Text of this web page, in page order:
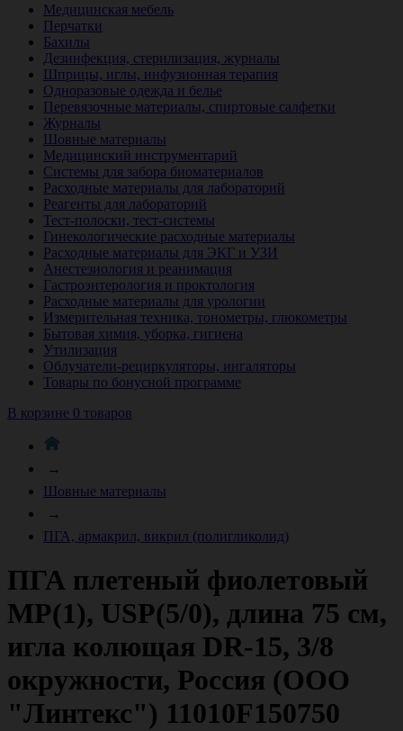
Медицинская мебель
Перчатки
Бахилы
Дезинфекция, стерилизация, журналы
Шприцы, иглы, инфузионная терапия
Одноразовые одежда и белье
Перевязочные материалы, спиртовые салфетки
Журналы
Шовные материалы
Медицинский инструментарий
Системы для забора биоматериалов
Расходные материалы для лабораторий
Реагенты для лабораторий
Тест-полоски, тест-системы
Гинекологические расходные материалы
Расходные материалы для ЭКГ и УЗИ
Анестезиология и реанимация
Гастроэнтерология и проктология
Расходные материалы для урологии
Измерительная техника, тонометры, глюкометры
Бытовая химия, уборка, гигиена
Утилизация
Облучатели-рециркуляторы, ингаляторы
Товары по бонусной программе
В корзине 0 товаров
→
Шовные материалы
→
ПГА, армакрил, викрил (полигликолид)
ПГА плетеный фиолетовый
МР(1), USP(5/0), длина 75 см,
игла колющая DR-15, 3/8
окружности, Россия (ООО
"Линтекс") 11010F150750